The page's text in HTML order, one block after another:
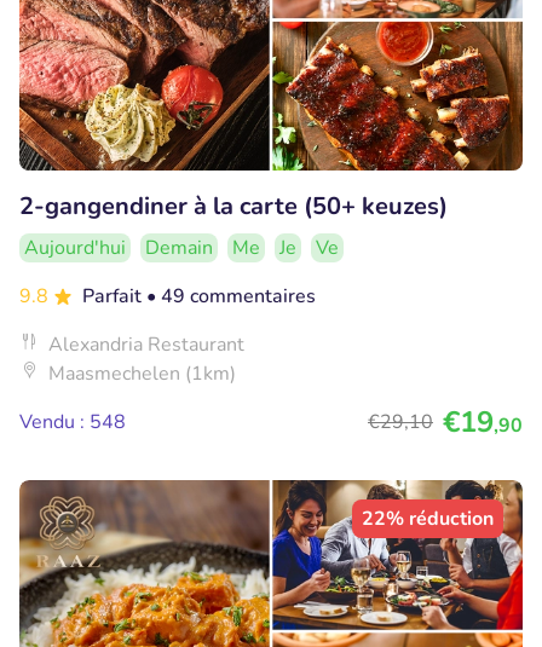
2-gangendiner à la carte (50+ keuzes)
Aujourd'hui Demain Me Je
Ve
9.8
Parfait • 49 commentaires
Alexandria Restaurant
Maasmechelen (1km)
Vendu : 548
€29,10 €19,90
22% réduction